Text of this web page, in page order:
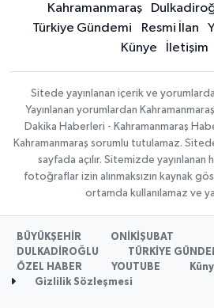
Kahramanmaraş
Türkiye Gündemi
Resmi İlan
Künye
İletişim
Sitede yayınlanan içerik ve
Yayınlanan yorumlardan
Dakika Haberleri - Kahramanmaraş
Kahramanmaraş sorumlu tutulamaz.
sayfada açılır. Sitemizde yayınlanan
fotoğraflar izin alınmaksızın kaynak
ortamda kullanılamaz ve
BÜYÜKŞEHİR
ONİKİŞUBAT
DULKADİROĞLU
TÜRKİYE
ÖZEL HABER
YOUTUBE
Gizlilik Sözleşmesi